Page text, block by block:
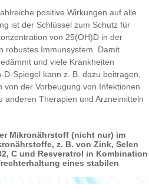
positive Wirkungen auf alle
ist der Schlüssel zum Schutz für
von 25(OH)D in der
robustes Immunsystem. Damit
und viele Krankheiten
Spiegel kann z. B. dazu beitragen,
von der Vorbeugung von Infektionen
anderen Therapien und Arzneimitteln
Mikronährstoff (nicht nur) im
z. B. von Zink, Selen
C und Resveratrol in Kombination
eines stabilen